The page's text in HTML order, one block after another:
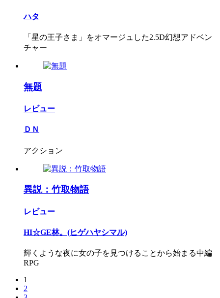
ハタ
「星の王子さま」をオマージュした2.5D幻想アドベン
チャー
無題
レビュー
ＤＮ
アクション
異説：竹取物語
レビュー
HI☆GE林。(ヒゲハヤシマル)
輝くような夜に女の子を見つけることから始まる中編
RPG
1
2